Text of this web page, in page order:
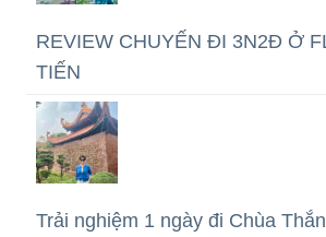
REVIEW CHUYẾN ĐI 3N2Đ Ở
TIẾN
Trải nghiệm 1 ngày đi Chùa